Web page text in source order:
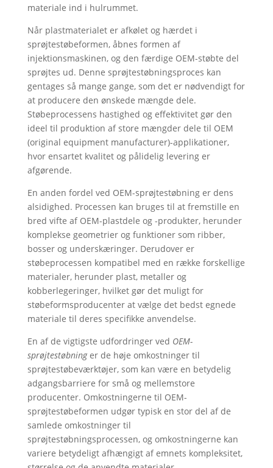
materiale ind i hulrummet.
Når plastmaterialet er afkølet og hærdet i
sprøjtestøbeformen, åbnes formen af
injektionsmaskinen, og den færdige OEM-støbte del
sprøjtes ud. Denne sprøjtestøbningsproces kan
gentages så mange gange, som det er nødvendigt for
at producere den ønskede mængde dele.
Støbeprocessens hastighed og effektivitet gør den
ideel til produktion af store mængder dele til OEM
(original equipment manufacturer)-applikationer,
hvor ensartet kvalitet og pålidelig levering er
afgørende.
En anden fordel ved OEM-sprøjtestøbning er dens
alsidighed. Processen kan bruges til at fremstille en
bred vifte af OEM-plastdele og -produkter, herunder
komplekse geometrier og funktioner som ribber,
bosser og underskæringer. Derudover er
støbeprocessen kompatibel med en række forskellige
materialer, herunder plast, metaller og
kobberlegeringer, hvilket gør det muligt for
støbeformsproducenter at vælge det bedst egnede
materiale til deres specifikke anvendelse.
En af de vigtigste udfordringer ved OEM-
sprøjtestøbninger de høje omkostninger til
sprøjtestøbeværktøjer, som kan være en betydelig
adgangsbarriere for små og mellemstore
producenter. Omkostningerne til OEM-
sprøjtestøbeformen udgør typisk en stor del af de
samlede omkostninger til
sprøjtestøbningsprocessen, og omkostningerne kan
variere betydeligt afhængigt af emnets kompleksitet,